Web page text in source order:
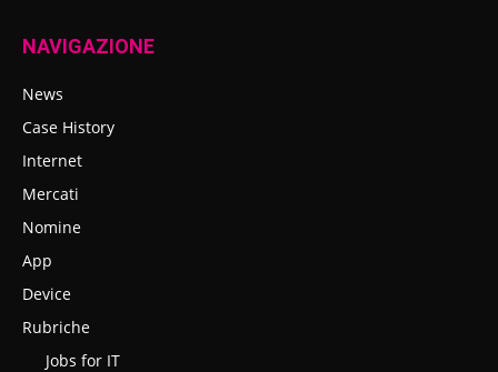
NAVIGAZIONE
News
Case History
Internet
Mercati
Nomine
App
Device
Rubriche
Jobs for IT